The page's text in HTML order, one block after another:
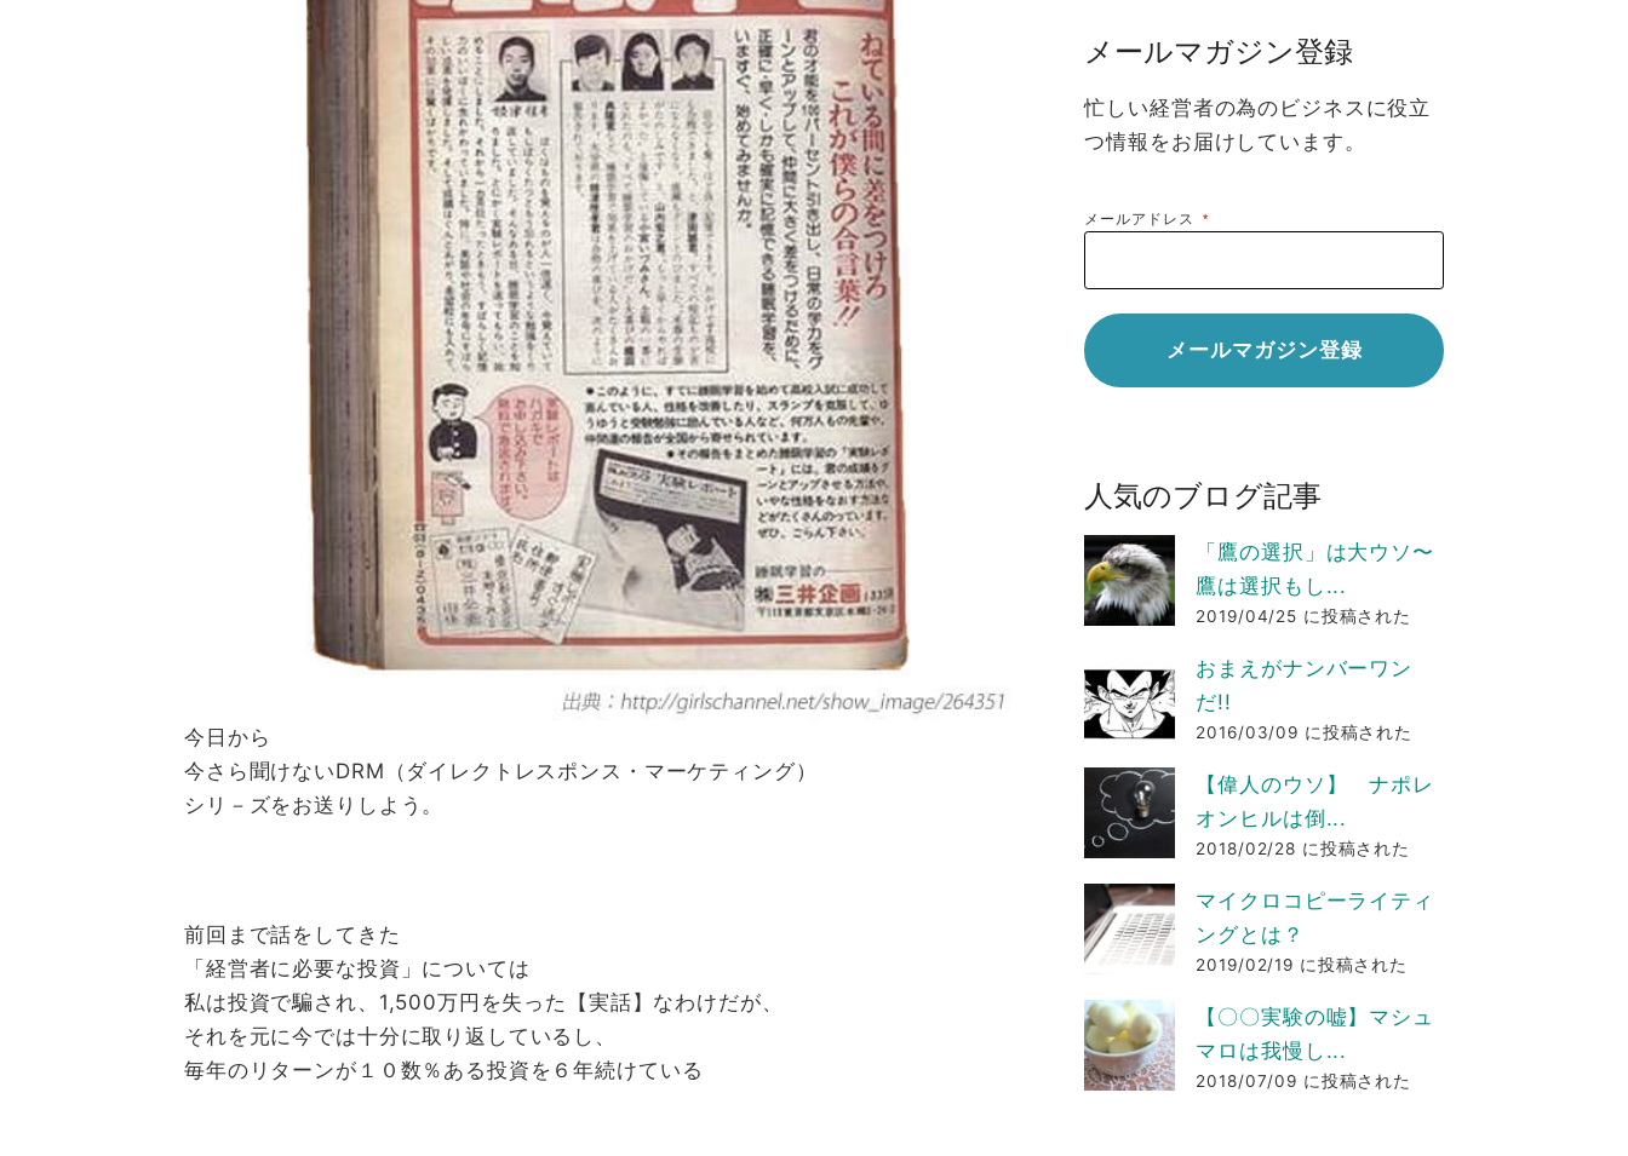
今日から
今さら聞けないDRM（ダイレクトレスポンス・マーケティング）
シリ－ズをお送りしよう。
前回まで話をしてきた
「経営者に必要な投資」については
私は投資で騙され、1,500万円を失った【実話】なわけだが、
それを元に今では十分に取り返しているし、
毎年のリターンが１０数％ある投資を６年続けている
メールマガジン登録
忙しい経営者の為のビジネスに役立
つ情報をお届けしています。
メールアドレス*
人気のブログ記事
「鷹の選択」は大ウソ〜
鷹は選択もし...
2019/04/25 に投稿された
おまえがナンバーワン
だ!!
2016/03/09 に投稿された
【偉人のウソ】 ナポレ
オンヒルは倒...
2018/02/28 に投稿された
マイクロコピーライティ
ングとは？
2019/02/19 に投稿された
【〇〇実験の嘘】マシュ
マロは我慢し...
2018/07/09 に投稿された